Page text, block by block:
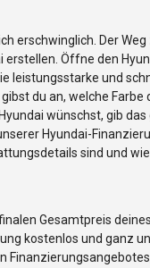
erschwinglich. Der
Öffne den
leistungsstarke und
du an, welche
wünschst, gib
Hyundai-
sind und
Gesamtpreis
kostenlos und ganz